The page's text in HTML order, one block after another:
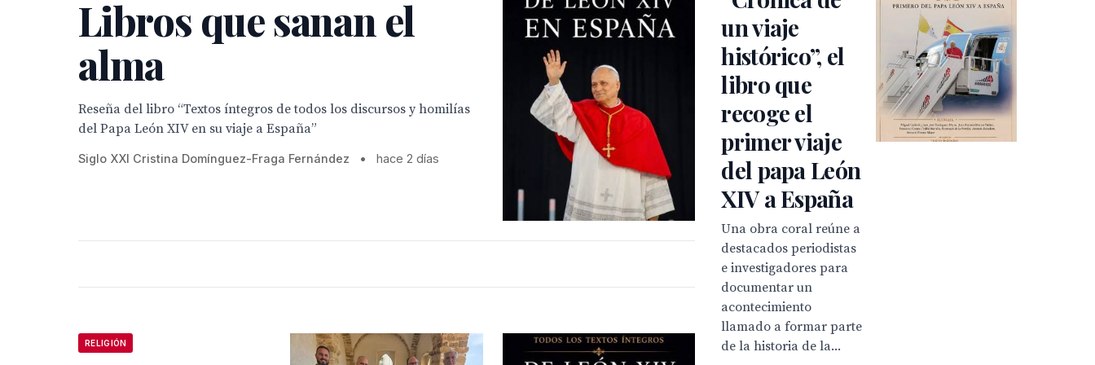
Libros que sanan el
alma
Reseña del libro “Textos íntegros de todos los discursos y homilías
del Papa León XIV en su viaje a España”
Siglo XXI Cristina Domínguez-Fraga Fernández • hace 2 días
RELIGIÓN
un viaje
histórico”, el
libro que
recoge el
primer viaje
del papa León
XIV a España
Una obra coral reúne a
destacados periodistas
e investigadores para
documentar un
acontecimiento
llamado a formar parte
de la historia de la...